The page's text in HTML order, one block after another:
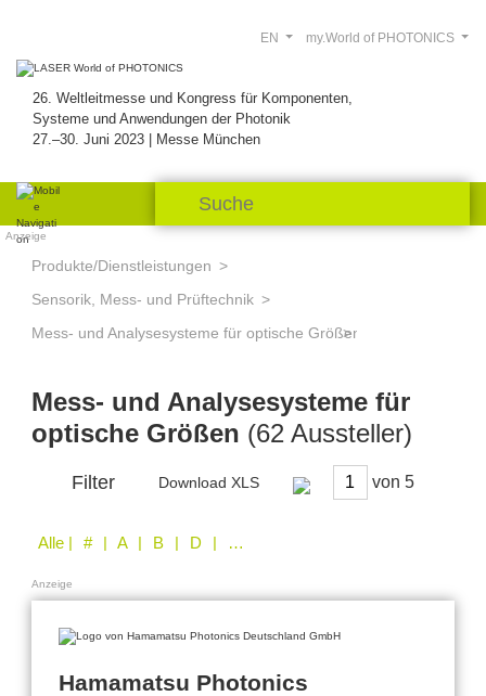
26. Weltleitmesse und Kongress für Komponenten,
Systeme und Anwendungen der Photonik
27.–30. Juni 2023 | Messe München
my.World of PHOTONICS
EN
Anzeige
Produkte/Dienstleistungen
Sensorik, Mess- und Prüftechnik
Mess- und Analysesysteme für optische Größen
Mess- und Analysesysteme für
optische Größen (62 Aussteller)
Filter Download XLS von
Alle | # | A | B | D | E | F | G | H | I | J | K | L | M | N | O | P | Q | S | T | U | V | W | Z
Anzeige
Hamamatsu Photonics